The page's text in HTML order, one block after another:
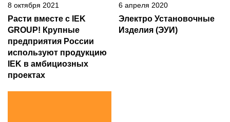
8 октября 2021
Расти вместе с IEK
GROUP! Крупные
предприятия России
используют продукцию
IEK в амбициозных
проектах
6 апреля 2020
Электро Установочные
Изделия (ЭУИ)